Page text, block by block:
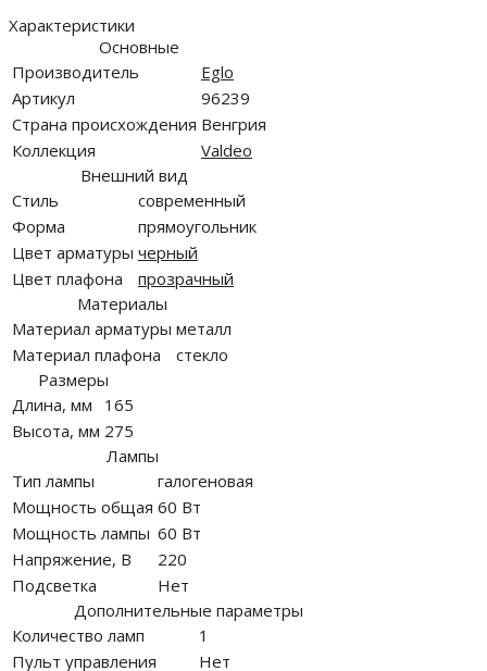
Характеристики
Основные
Производитель
Eglo
Артикул
96239
Страна происхождения Венгрия
Коллекция
Valdeo
Внешний вид
Стиль
современный
Форма
прямоугольник
Цвет арматуры черный
Цвет плафона
прозрачный
Материалы
Материал арматуры металл
Материал плафона
стекло
Размеры
Длина, мм
165
Высота, мм 275
Лампы
Тип лампы
галогеновая
Мощность общая 60 Вт
Мощность лампы 60 Вт
Напряжение, В
220
Подсветка
Нет
Дополнительные параметры
Количество ламп
1
Пульт управления
Нет